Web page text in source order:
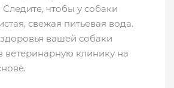
Следите, чтобы у собаки
свежая питьевая вода.
вашей собаки
ветеринарную клинику на